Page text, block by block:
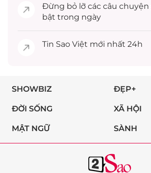
Đừng bỏ lỡ các câu chuyện
bật trong ngày
Tin Sao Việt mới nhất 24h
SHOWBIZ ĐẸP+
ĐỜI SỐNG XÃ HỘI
MẬT NGỮ SÀNH